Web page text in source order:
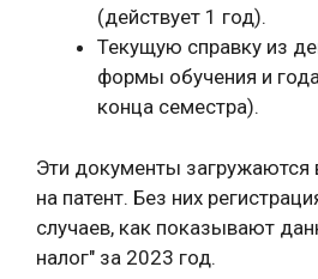
(действует 1 год).
Текущую справку из
формы обучения и
конца семестра).
Эти документы
на патент. Без них
случаев, как показывают
налог" за 2023 год.